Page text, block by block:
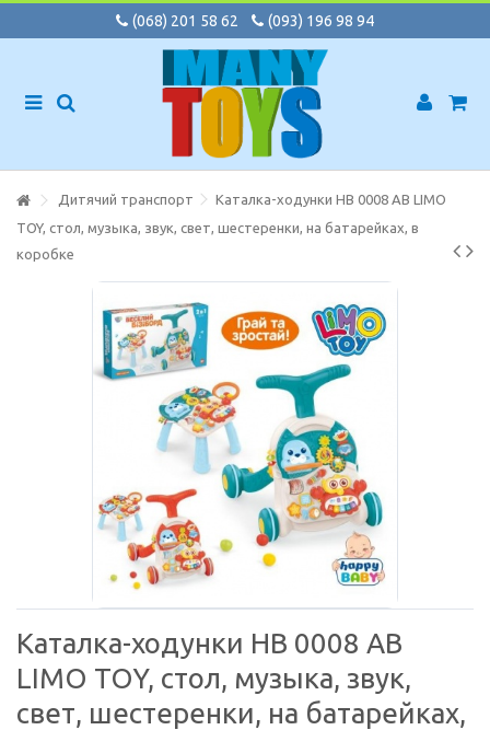
(068) 201 58 62 (093) 196 98 94
Дитячий транспорт
Каталка-ходунки HB 0008 AB LIMO
TOY, стол, музыка, звук, свет, шестеренки, на батарейках, в
коробке
Каталка-ходунки HB 0008 AB
LIMO TOY, стол, музыка, звук,
свет, шестеренки, на батарейках,